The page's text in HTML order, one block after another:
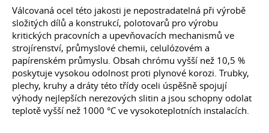
Válcovaná ocel této jakosti je nepostradatelná při výrobě
složitých dílů a konstrukcí, polotovarů pro výrobu
kritických pracovních a upevňovacích mechanismů ve
strojírenství, průmyslové chemii, celulózovém a
papírenském průmyslu. Obsah chrómu vyšší než 10,5 %
poskytuje vysokou odolnost proti plynové korozi. Trubky,
plechy, kruhy a dráty této třídy oceli úspěšně spojují
výhody nejlepších nerezových slitin a jsou schopny odolat
teplotě vyšší než 1000 °C ve vysokoteplotních instalacích.